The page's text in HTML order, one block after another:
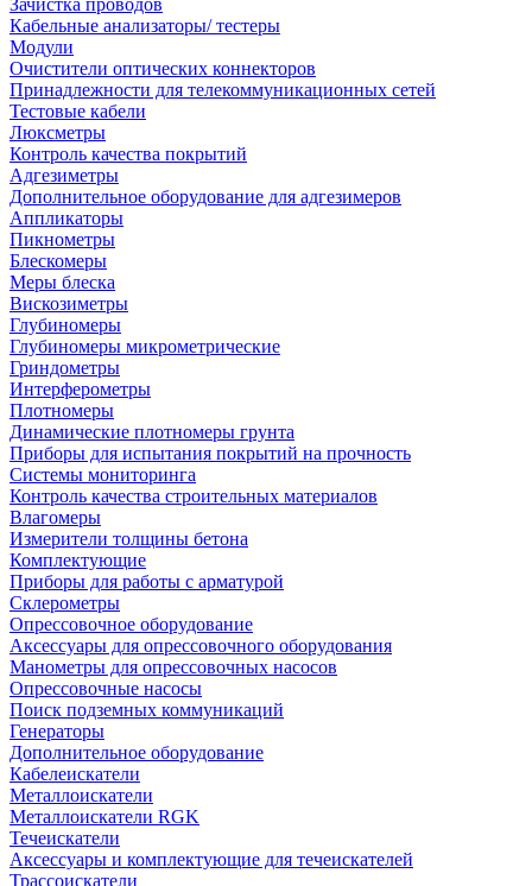
Зачистка проводов
Кабельные анализаторы/ тестеры
Модули
Очистители оптических коннекторов
Принадлежности для телекоммуникационных сетей
Тестовые кабели
Люксметры
Контроль качества покрытий
Адгезиметры
Дополнительное оборудование для адгезимеров
Аппликаторы
Пикнометры
Блескомеры
Меры блеска
Вискозиметры
Глубиномеры
Глубиномеры микрометрические
Гриндометры
Интерферометры
Плотномеры
Динамические плотномеры грунта
Приборы для испытания покрытий на прочность
Системы мониторинга
Контроль качества строительных материалов
Влагомеры
Измерители толщины бетона
Комплектующие
Приборы для работы с арматурой
Склерометры
Опрессовочное оборудование
Аксессуары для опрессовочного оборудования
Манометры для опрессовочных насосов
Опрессовочные насосы
Поиск подземных коммуникаций
Генераторы
Дополнительное оборудование
Кабелеискатели
Металлоискатели
Металлоискатели RGK
Течеискатели
Аксессуары и комплектующие для течеискателей
Трассоискатели